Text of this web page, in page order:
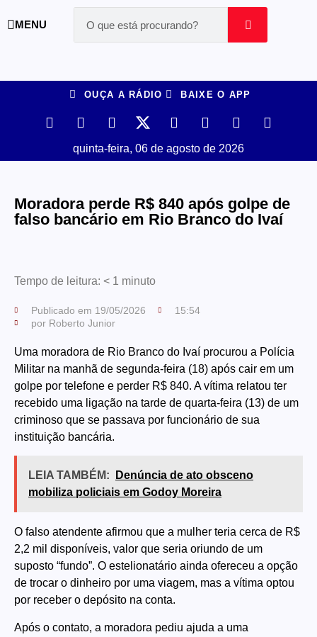
MENU
OUÇA A RÁDIO BAIXE O APP
quinta-feira, 06 de agosto de 2026
Moradora perde R$ 840 após golpe de
falso bancário em Rio Branco do Ivaí
Tempo de leitura: < 1 minuto
Publicado em 19/05/2026
15:54
por Roberto Junior
Uma moradora de Rio Branco do Ivaí procurou a Polícia
Militar na manhã de segunda-feira (18) após cair em um
golpe por telefone e perder R$ 840. A vítima relatou ter
recebido uma ligação na tarde de quarta-feira (13) de um
criminoso que se passava por funcionário de sua
instituição bancária.
LEIA TAMBÉM:
Denúncia de ato obsceno
mobiliza policiais em Godoy Moreira
O falso atendente afirmou que a mulher teria cerca de R$
2,2 mil disponíveis, valor que seria oriundo de um
suposto “fundo”. O estelionatário ainda ofereceu a opção
de trocar o dinheiro por uma viagem, mas a vítima optou
por receber o depósito na conta.
Após o contato, a moradora pediu ajuda a uma